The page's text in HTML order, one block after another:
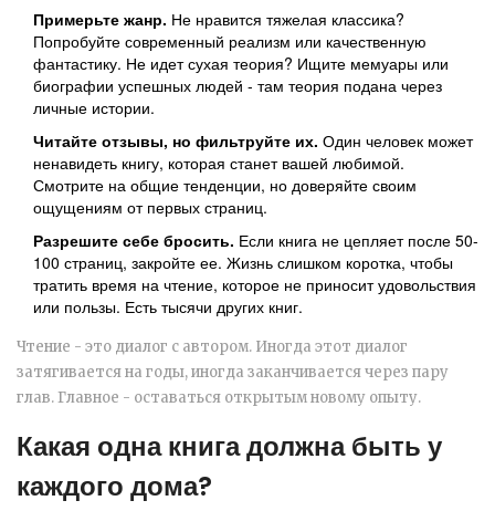
Примерьте жанр. Не нравится тяжелая классика?
Попробуйте современный реализм или качественную
фантастику. Не идет сухая теория? Ищите мемуары или
биографии успешных людей - там теория подана через
личные истории.
Читайте отзывы, но фильтруйте их. Один человек может
ненавидеть книгу, которая станет вашей любимой.
Смотрите на общие тенденции, но доверяйте своим
ощущениям от первых страниц.
Разрешите себе бросить. Если книга не цепляет после 50-
100 страниц, закройте ее. Жизнь слишком коротка, чтобы
тратить время на чтение, которое не приносит удовольствия
или пользы. Есть тысячи других книг.
Чтение - это диалог с автором. Иногда этот диалог
затягивается на годы, иногда заканчивается через пару
глав. Главное - оставаться открытым новому опыту.
Какая одна книга должна быть у
каждого дома?